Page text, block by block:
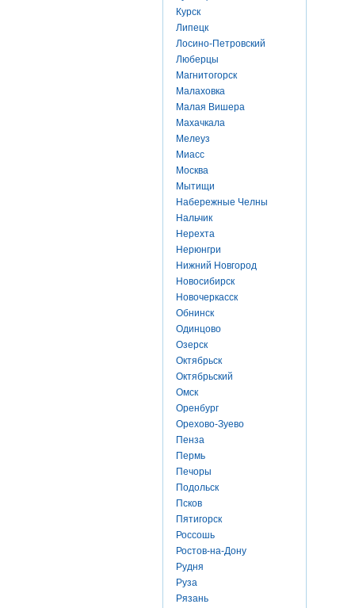
Курск
Липецк
Лосино-Петровский
Люберцы
Магнитогорск
Малаховка
Малая Вишера
Махачкала
Мелеуз
Миасс
Москва
Мытищи
Набережные Челны
Нальчик
Нерехта
Нерюнгри
Нижний Новгород
Новосибирск
Новочеркасск
Обнинск
Одинцово
Озерск
Октябрьск
Октябрьский
Омск
Оренбург
Орехово-Зуево
Пенза
Пермь
Печоры
Подольск
Псков
Пятигорск
Россошь
Ростов-на-Дону
Рудня
Руза
Рязань